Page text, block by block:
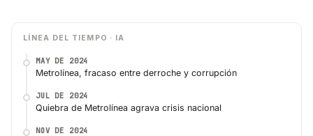
LÍNEA DEL TIEMPO · IA
MAY DE 2024
Metrolínea, fracaso entre derroche y corrupción
JUL DE 2024
Quiebra de Metrolínea agrava crisis nacional
NOV DE 2024